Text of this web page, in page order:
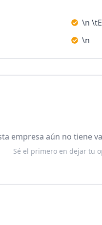
\n
\n
empresa aún no tiene
Sé el primero en dejar tu